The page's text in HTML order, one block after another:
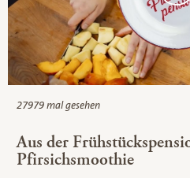
27979 mal gesehen
Aus der
Pfirsichsmoothie